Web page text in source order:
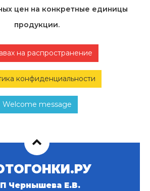
цен на конкретные единицы
продукции.
на распространение
конфиденциальности
Welcome message
Чернышева Е.В.